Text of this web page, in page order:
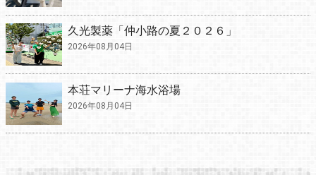
久光製薬「仲小路の夏２０２６」
2026年08月04日
本荘マリーナ海水浴場
2026年08月04日